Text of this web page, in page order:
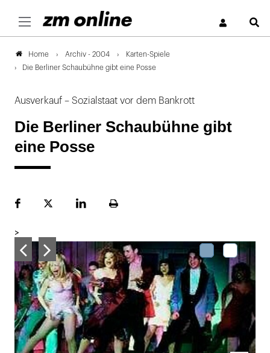
Home Archiv - 2004
Karten-Spiele
Die Berliner Schaubühne gibt eine Posse
Ausverkauf – Sozialstaat vor dem Bankrott
Die Berliner Schaubühne gibt
eine Posse
FacebookPlattformLinekdInSeite
>